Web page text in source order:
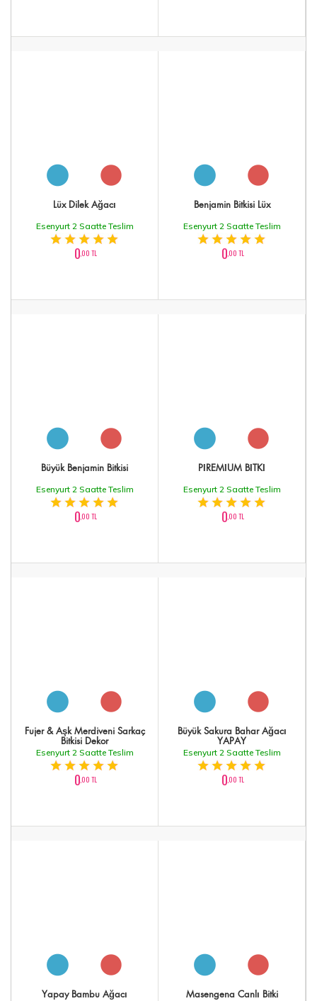
Lüx Dilek Ağacı
Esenyurt 2 Saatte Teslim
0,00 TL
Benjamin Bitkisi Lüx
Esenyurt 2 Saatte Teslim
0,00 TL
Büyük Benjamin Bitkisi
Esenyurt 2 Saatte Teslim
0,00 TL
PİREMİUM BİTKİ
Esenyurt 2 Saatte Teslim
0,00 TL
Fujer & Aşk Merdiveni Sarkaç
Bitkisi Dekor
Esenyurt 2 Saatte Teslim
0,00 TL
Büyük Sakura Bahar Ağacı
YAPAY
Esenyurt 2 Saatte Teslim
0,00 TL
Yapay Bambu Ağacı Masengena Canlı Bitki